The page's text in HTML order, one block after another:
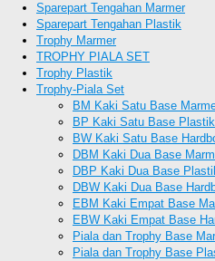
Sparepart Tengahan Marmer
Sparepart Tengahan Plastik
Trophy Marmer
TROPHY PIALA SET
Trophy Plastik
Trophy-Piala Set
BM Kaki Satu Base
BP Kaki Satu Base Plastik
BW Kaki Satu Base
DBM Kaki Dua Base
DBP Kaki Dua Base
DBW Kaki Dua Base
EBM Kaki Empat Base
EBW Kaki Empat Base
Piala dan Trophy Base
Piala dan Trophy Base